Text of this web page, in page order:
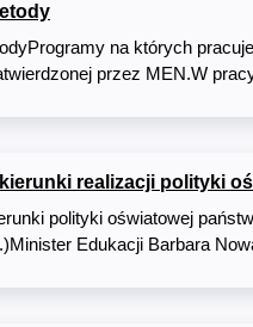
na których
przez MEN.W
realizacji polityki
polityki oświatowej
Edukacji Barbara